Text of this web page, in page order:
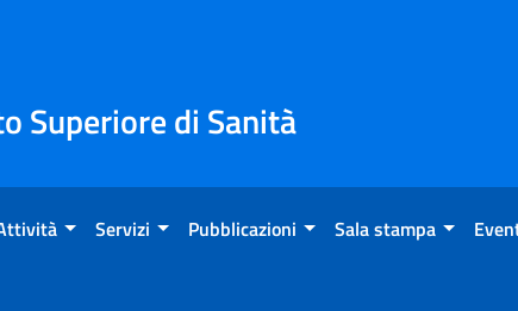
Superiore di Sanità
Servizi Pubblicazioni Sala stampa